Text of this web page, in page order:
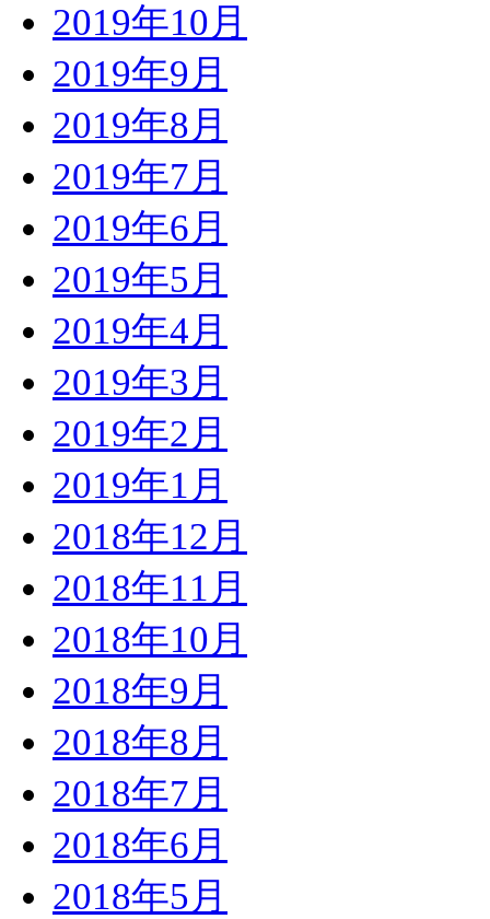
2019年10月
2019年9月
2019年8月
2019年7月
2019年6月
2019年5月
2019年4月
2019年3月
2019年2月
2019年1月
2018年12月
2018年11月
2018年10月
2018年9月
2018年8月
2018年7月
2018年6月
2018年5月